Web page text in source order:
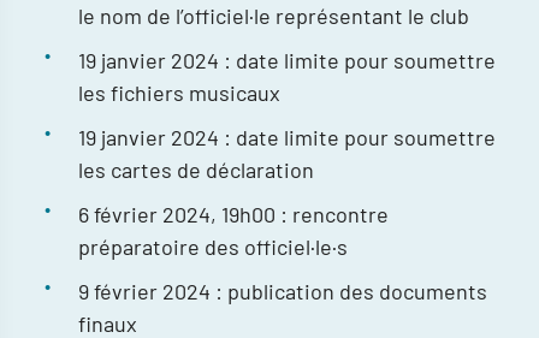
le nom de l’officiel·le représentant le club
19 janvier 2024 : date limite pour soumettre
les fichiers musicaux
19 janvier 2024 : date limite pour soumettre
les cartes de déclaration
6 février 2024, 19h00 : rencontre
préparatoire des officiel·le·s
9 février 2024 : publication des documents
finaux